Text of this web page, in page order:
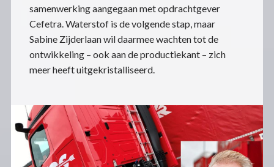
samenwerking aangegaan met opdrachtgever
Cefetra. Waterstof is de volgende stap, maar
Sabine Zijderlaan wil daarmee wachten tot de
ontwikkeling – ook aan de productiekant – zich
meer heeft uitgekristalliseerd.